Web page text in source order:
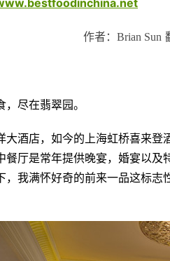
作者： Brian Sun
，尽在翡翠园。
大酒店，如今的上海虹桥喜来登
餐厅是常年提供晚宴，婚宴以
，我满怀好奇的前来一品这标志